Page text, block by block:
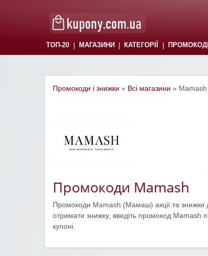
ТОП-20 | МАГАЗИНИ | КАТЕГОРІЇ |
Промокоди і знижки » Всі магазини » Mamash
Промокоди Mamash
Промокоди Mamash (Мамаш) акції та
отримати знижку, введіть промокод Mamash
купоні.